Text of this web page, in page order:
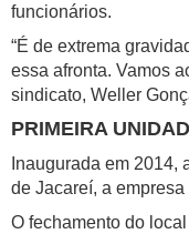
funcionários.
“É de extrema
essa afronta. Vamos
sindicato, Weller
PRIMEIRA
Inaugurada em
de Jacareí, a
O fechamento do